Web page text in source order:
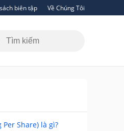
biên tập Về Chúng Tôi
Per Share) là gì?